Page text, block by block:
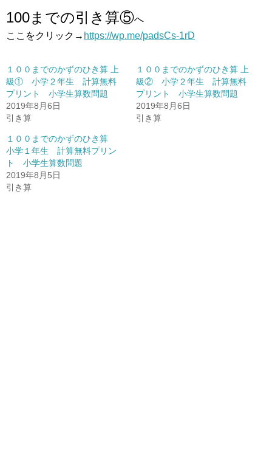
100までの引き算⑤へ
ここをクリック→ https://wp.me/padsCs-1rD
１００までのかずのひき算 上
級① 小学２年生 計算無料
プリント 小学生算数問題
2019年8月6日
引き算
１００までのかずのひき算 上
級② 小学２年生 計算無料
プリント 小学生算数問題
2019年8月6日
引き算
１００までのかずのひき算
小学１年生 計算無料プリン
ト 小学生算数問題
2019年8月5日
引き算